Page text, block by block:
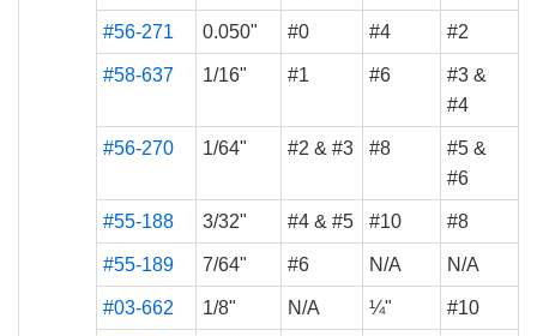
#56-271 0.050" #0 #4 #2
#58-637 1/16" #1 #6
#3 &
#4
#56-270 1/64" #2 & #3 #8
#5 &
#6
#55-188 3/32" #4 & #5 #10 #8
#55-189 7/64" #6 N/A N/A
#03-662 1/8" N/A ¼" #10